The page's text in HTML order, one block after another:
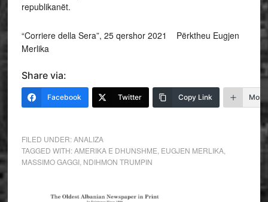
republikanët.
“Corriere della Sera”, 25 qershor 2021 Përktheu Eugjen
Merlika
Share via:
Facebook Twitter Copy Link More
FILED UNDER:ANALIZA
TAGGED WITH:AMERIKA E DHUNSHME EUGJEN MERLIKA,
MASSIMO GAGGI, NDIHMON TRUMPIN